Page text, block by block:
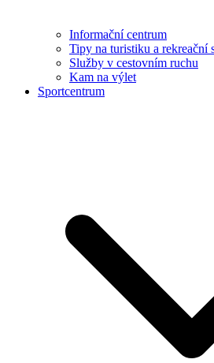
Informační centrum
Tipy na turistiku a rekreační
Služby v cestovním ruchu
Kam na výlet
Sportcentrum